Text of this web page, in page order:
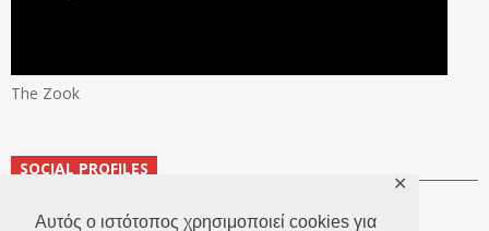
Αυτός ο ιστότοπος χρησιμοποιεί cookies για
✕
The Zook
SOCIAL PROFILES